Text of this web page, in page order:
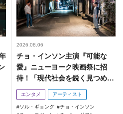
2026.08.06
チョ・インソン主演『可能な
愛』ニューヨーク映画祭に招
待！「現代社会を鋭く見つめた
作品」
エンタメ アーティスト
ソル・ギョング
チョ・インソン